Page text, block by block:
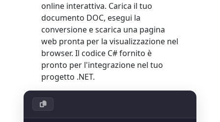
online interattiva. Carica il tuo
documento DOC, esegui la
conversione e scarica una pagina
web pronta per la visualizzazione nel
browser. Il codice C# fornito è
pronto per l'integrazione nel tuo
progetto .NET.